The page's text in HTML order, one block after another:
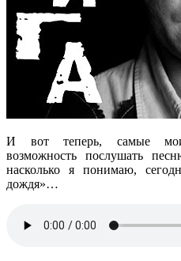
И вот теперь, самые мои
возможность послушать
насколько я понимаю,
дождя»…